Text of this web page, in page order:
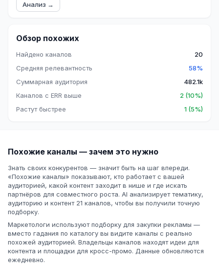
Анализ →
Обзор похожих
Найдено каналов
20
Средняя релевантность
58%
Суммарная аудитория
482.1k
Каналов с ERR выше
2 (10%)
Растут быстрее
1 (5%)
Похожие каналы — зачем это нужно
Знать своих конкурентов — значит быть на шаг впереди.
«Похожие каналы» показывают, кто работает с вашей
аудиторией, какой контент заходит в нише и где искать
партнёров для совместного роста. AI анализирует тематику,
аудиторию и контент 21 каналов, чтобы вы получили точную
подборку.
Маркетологи используют подборку для закупки рекламы —
вместо гадания по каталогу вы видите каналы с реально
похожей аудиторией. Владельцы каналов находят идеи для
контента и площадки для кросс-промо. Данные обновляются
ежедневно.